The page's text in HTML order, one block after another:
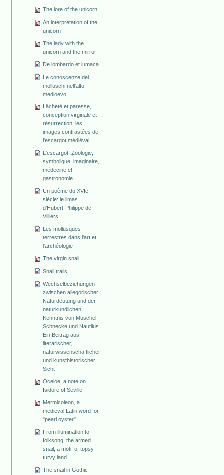
The lore of the unicorn
An interpretation of the
unicorn
The lady with the
unicorn and the mirror
De lombardo et lumaca
Le conoscenze dei
molluschi nell'alto
medioevo
Lâcheté et paresse,
conception virginale et
résurrection: les
images contrastées de
l'escargot médiéval
L'escargot. Zoologie,
symbolique, imaginaire,
médecine et
gastronomie
Un poème du XVIe
siècle: le limas
d'Hubert-Philippe de
Villiers
Les mollusques
terrestres dans l'art et
l'archéologie
The virgin snail
Snail trails
Wechselbeziehungen
zwischen allegorischer
Naturdeutung und der
naturkundlichen
Kenntnis von Muschel,
Schnecke und Nautilus.
Ein Beitrag aus
literarischer,
naturwissenschaftlicher
und kunsthistorischer
Sicht
Oceloe: a note on
Isidore of Seville
Mermicoleon, a
medieval Latin word for
"pearl oyster"
From illumination to
folksong: the armed
snail, a motif of topsy-
turvy land
The snail in Gothic